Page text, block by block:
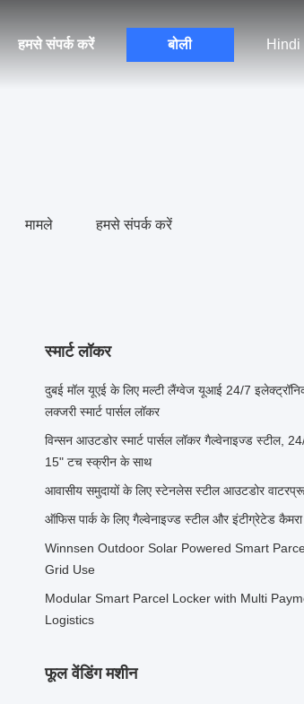
हमसे संपर्क करें बोली Hindi
मामले हमसे संपर्क करें
स्मार्ट लॉकर
दुबई मॉल यूएई के लिए मल्टी लैंग्वेज यूआई 24/7
लक्जरी स्मार्ट पार्सल लॉकर
विन्सन आउटडोर स्मार्ट पार्सल लॉकर गैल्वेनाइज्ड स्टील,
15" टच स्क्रीन के साथ
आवासीय समुदायों के लिए स्टेनलेस स्टील आउटडोर
ऑफिस पार्क के लिए गैल्वेनाइज्ड स्टील और इंटीग्रेटेड
Winnsen Outdoor Solar Powered Smart
Grid Use
Modular Smart Parcel Locker with Multi
Logistics
फूल वेंडिंग मशीन